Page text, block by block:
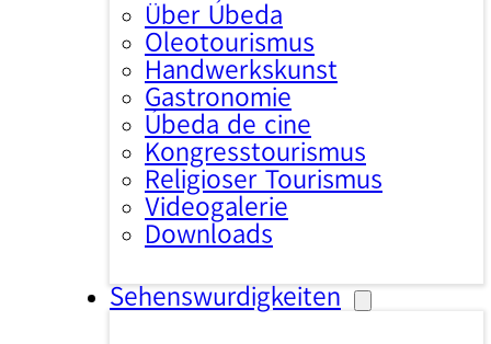
Über Úbeda
Oleotourismus
Handwerkskunst
Gastronomie
Úbeda de cine
Kongresstourismus
Religiöser Tourismus
Videogalerie
Downloads
Sehenswürdigkeiten